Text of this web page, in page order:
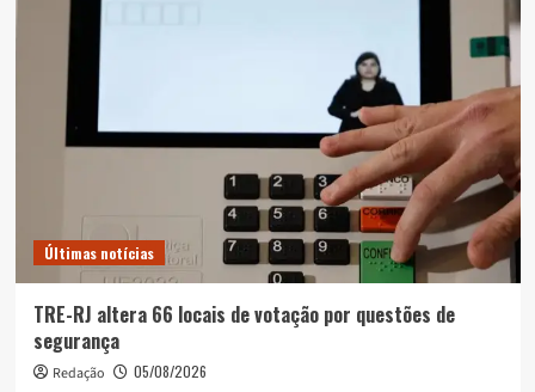
Últimas notícias
TRE-RJ altera 66 locais de votação por questões de
segurança
Redação 05/08/2026